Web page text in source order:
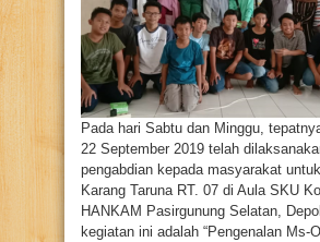
dan
dan
Ms-
Rt
07
Pada hari Sabtu dan Minggu,
22 September 2019 telah
pengabdian kepada masyarakat
Karang Taruna RT. 07 di Aula SKU
HANKAM Pasirgunung Selatan,
kegiatan ini adalah “Pengenalan Ms-